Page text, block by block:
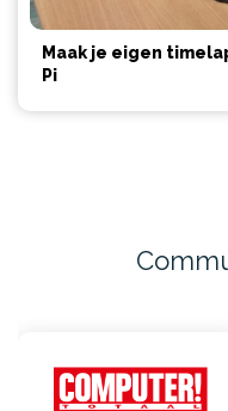
Maak je eigen
Pi